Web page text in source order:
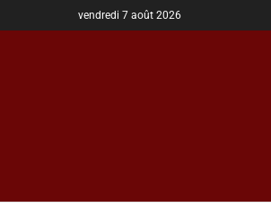
vendredi 7 août 2026